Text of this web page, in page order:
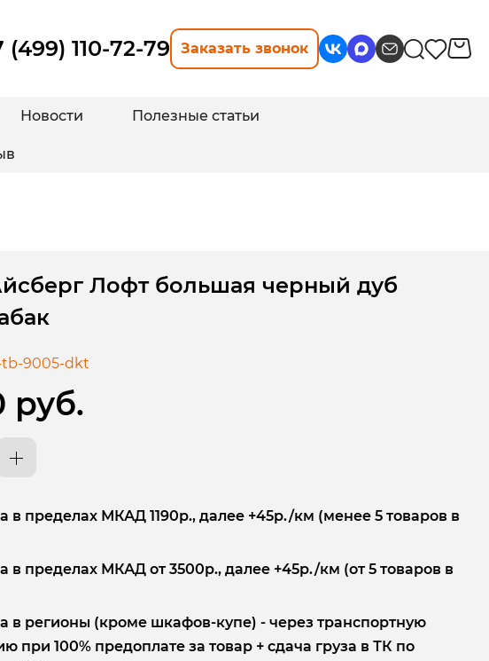
(499) 110-72-79 Заказать звонок
Новости Полезные статьи
Лофт большая черный дуб
tb-9005-dkt
руб.
в пределах МКАД 1190р., далее +45р./км (менее 5 товаров в
в пределах МКАД от 3500р., далее +45р./км (от 5 товаров в
в регионы (кроме шкафов-купе) - через транспортную
при 100% предоплате за товар + сдача груза в ТК по